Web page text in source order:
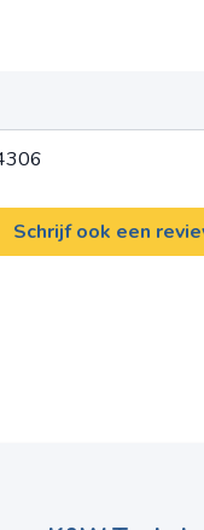
Schrijf ook een